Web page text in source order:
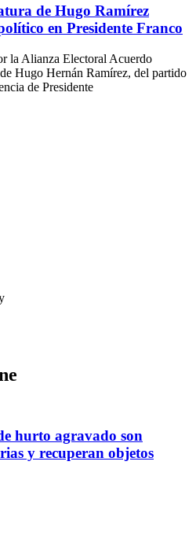
de Hugo Ramírez
en Presidente Franco
la Alianza Electoral Acuerdo
Hugo Hernán Ramírez, del partido
de Presidente
hurto agravado son
y recuperan objetos